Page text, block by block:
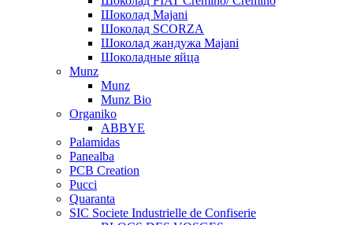
Шоколад Majani
Шоколад SCORZA
Шоколад жандужа Majani
Шоколадные яйца
Munz
Munz
Munz Bio
Organiko
ABBYE
Palamidas
Panealba
PCB Creation
Pucci
Quaranta
SIC Societe Industrielle de Confiserie